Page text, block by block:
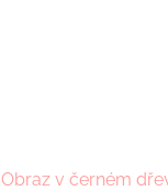
Obraz v černém